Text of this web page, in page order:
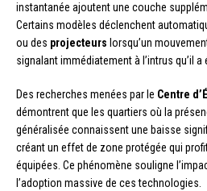
instantanée ajoutent une couche
Certains modèles déclenchent
ou des projecteurs lorsqu’un
signalant immédiatement à l’intrus qu’il a
Des recherches menées par le Centre
démontrent que les quartiers où la
généralisée connaissent une baisse
créant un effet de zone protégée qui
équipées. Ce phénomène souligne
l’adoption massive de ces technologies.